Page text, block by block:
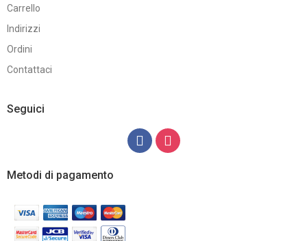
Carrello
Indirizzi
Ordini
Contattaci
Seguici
Metodi di pagamento